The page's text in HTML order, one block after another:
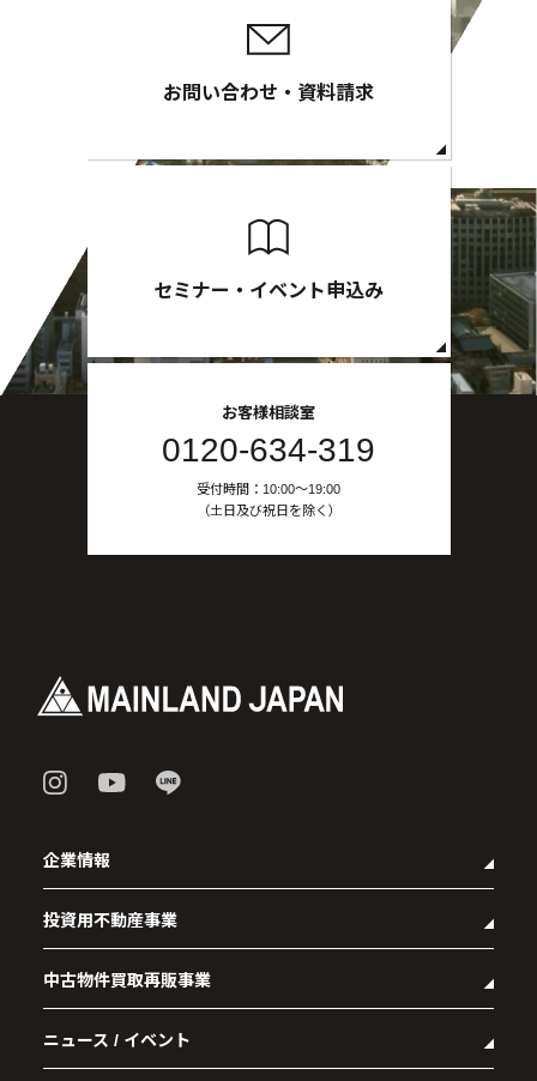
お問い合わせ・資料請求
セミナー・イベント申込み
お客様相談室
0120-634-319
受付時間：10:00〜19:00
（土日及び祝日を除く）
企業情報
- 企業理念
- 代表メッセージ
- 会社概要
- アクセス
- 社会貢献活動
投資用不動産事業
- マンション経営をお考えの方へ
- メインランドグループの強み
- オーナーズデータ
- 資産運用型マンション メインステージシリーズ
中古物件買取再販事業
- RE:MAIN
- リノベーション物件一覧
ニュース / イベント